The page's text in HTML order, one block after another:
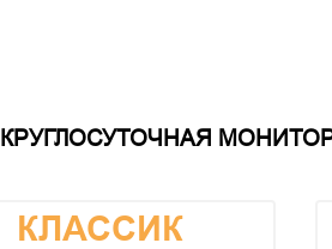
КРУГЛОСУТОЧНАЯ
КЛАССИК